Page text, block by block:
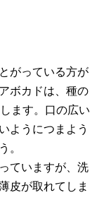
がっている方が
ボカドは、種の
ます。口の広い
ようにつまよう
。
ていますが、洗
皮が取れてしま